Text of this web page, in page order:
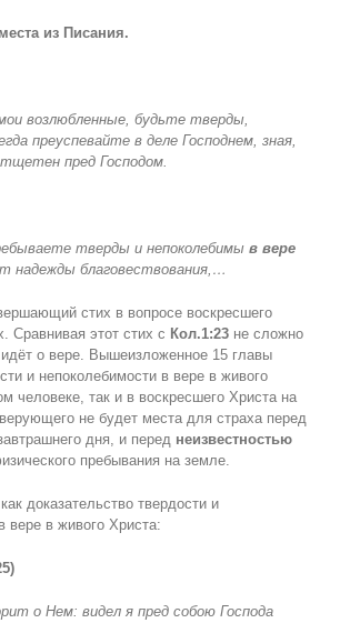
из Писания.
возлюбленные, будьте тверды,
преуспевайте в деле Господнем, зная,
пред Господом.
тверды и непоколебимыв вере
надежды благовествования,…
стих в вопросе воскресшего
Сравнивая этот стих с Кол.1:23 не сложно
о вере. Вышеизложенное 15 главы
и непоколебимости в вере в живого
человеке, так и в воскресшего Христа на
не будет места для страха перед
дня, и перед неизвестностью
пребывания на земле.
доказательство твердости и
вере в живого Христа:
о Нем: видел я пред собою Господа